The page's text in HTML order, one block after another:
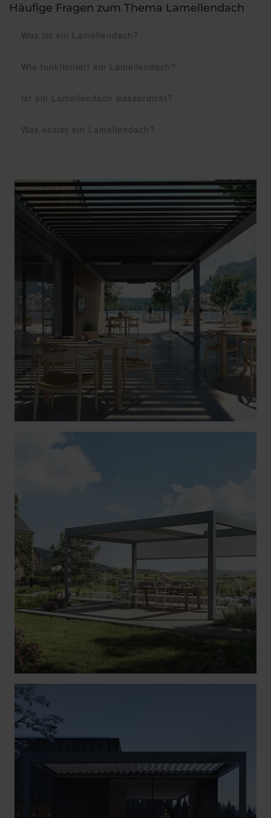
Häufige Fragen zum Thema Lamellendach
Was ist ein Lamellendach?
Wie funktioniert ein Lamellendach?
Ist ein Lamellendach wasserdicht?
Was kostet ein Lamellendach?